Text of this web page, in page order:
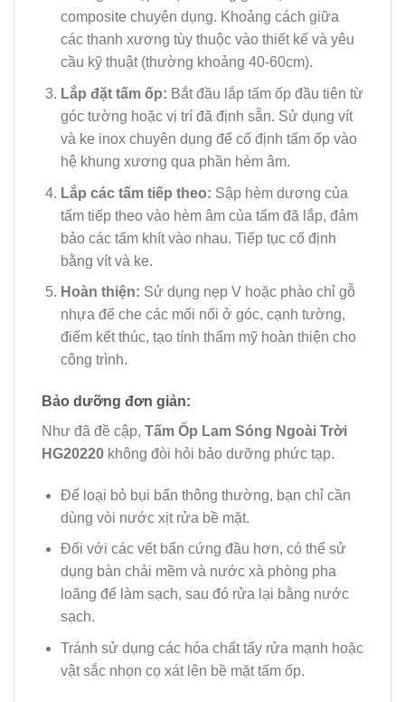
composite chuyên dụng. Khoảng cách giữa
các thanh xương tùy thuộc vào thiết kế và yêu
cầu kỹ thuật (thường khoảng 40-60cm).
Lắp đặt tấm ốp: Bắt đầu lắp tấm ốp đầu tiên từ
góc tường hoặc vị trí đã định sẵn. Sử dụng vít
và ke inox chuyên dụng để cố định tấm ốp vào
hệ khung xương qua phần hèm âm.
Lắp các tấm tiếp theo: Sập hèm dương của
tấm tiếp theo vào hèm âm của tấm đã lắp, đảm
bảo các tấm khít vào nhau. Tiếp tục cố định
bằng vít và ke.
Hoàn thiện: Sử dụng nẹp V hoặc phào chỉ gỗ
nhựa để che các mối nối ở góc, cạnh tường,
điểm kết thúc, tạo tính thẩm mỹ hoàn thiện cho
công trình.
Bảo dưỡng đơn giản:
Như đã đề cập, Tấm Ốp Lam Sóng Ngoài Trời
HG20220 không đòi hỏi bảo dưỡng phức tạp.
Để loại bỏ bụi bẩn thông thường, bạn chỉ cần
dùng vòi nước xịt rửa bề mặt.
Đối với các vết bẩn cứng đầu hơn, có thể sử
dụng bàn chải mềm và nước xà phòng pha
loãng để làm sạch, sau đó rửa lại bằng nước
sạch.
Tránh sử dụng các hóa chất tẩy rửa mạnh hoặc
vật sắc nhọn cọ xát lên bề mặt tấm ốp.